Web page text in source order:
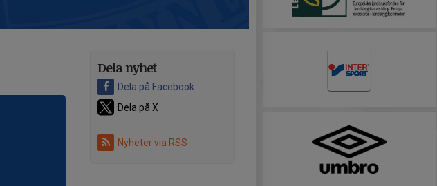
Dela nyhet
Dela på Facebook
Dela på X
Nyheter via RSS